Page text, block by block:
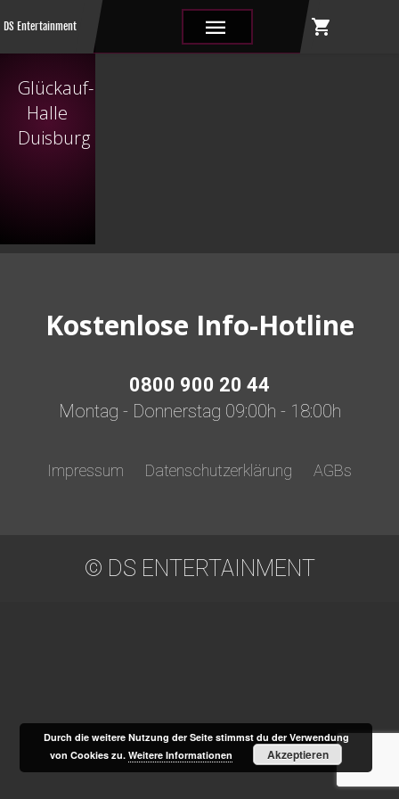
DS Entertainment ||| shopping_cart
Glückauf-
Halle
Duisburg
Kostenlose Info-Hotline
0800 900 20 44
Montag - Donnerstag 09:00h - 18:00h
Impressum Datenschutzerklärung AGBs
© DS ENTERTAINMENT
Durch die weitere Nutzung der Seite stimmst du der Verwendung
von Cookies zu.Weitere Informationen Akzeptieren